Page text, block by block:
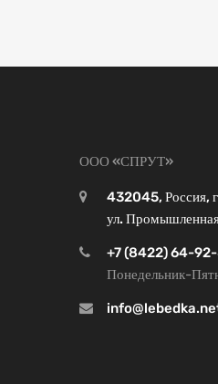
ООО «СПРУТ»
432045, Россия,
ул.
+7 (8422) 64-
Понедельник-